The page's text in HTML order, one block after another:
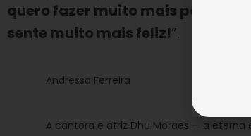
quero fazer muito mais por mim
sente muito mais feliz!”.
Andressa Ferreira
A cantora e atriz Dhu Moraes — a